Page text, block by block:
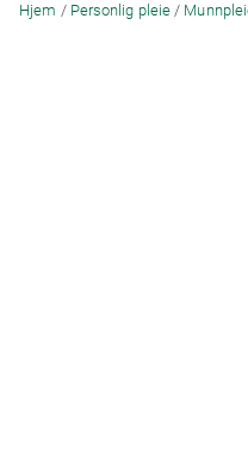
Hjem Personlig pleie